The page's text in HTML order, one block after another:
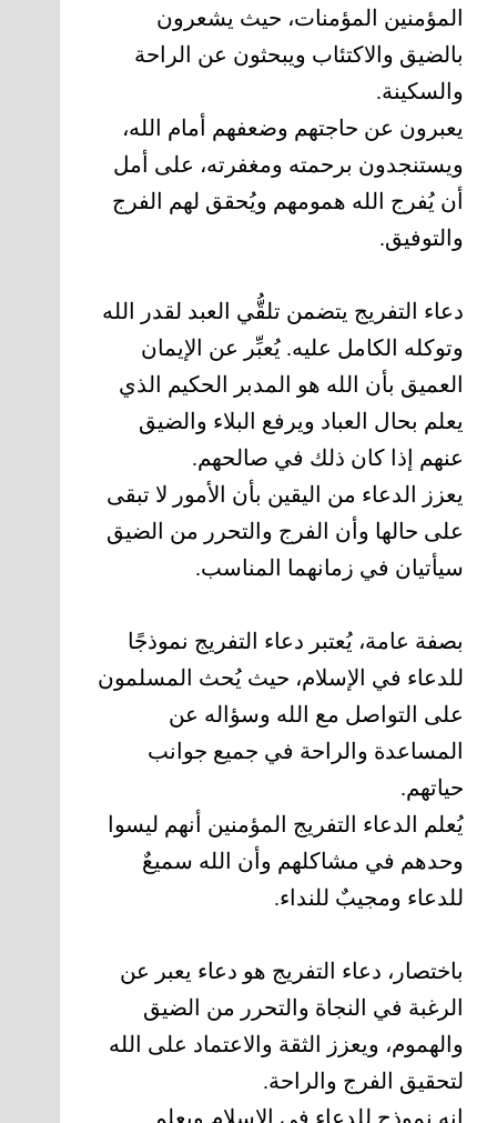
المؤمنين المؤمنات، حيث يشعرون
بالضيق والاكتئاب ويبحثون عن الراحة
والسكينة.
يعبرون عن حاجتهم وضعفهم أمام الله،
ويستنجدون برحمته ومغفرته، على أمل
أن يُفرج الله همومهم ويُحقق لهم الفرج
والتوفيق.
دعاء التفريج يتضمن تلقُّي العبد لقدر الله
وتوكله الكامل عليه. يُعبِّر عن الإيمان
العميق بأن الله هو المدبر الحكيم الذي
يعلم بحال العباد ويرفع البلاء والضيق
عنهم إذا كان ذلك في صالحهم.
يعزز الدعاء من اليقين بأن الأمور لا تبقى
على حالها وأن الفرج والتحرر من الضيق
سيأتيان في زمانهما المناسب.
بصفة عامة، يُعتبر دعاء التفريج نموذجًا
للدعاء في الإسلام، حيث يُحث المسلمون
على التواصل مع الله وسؤاله عن
المساعدة والراحة في جميع جوانب
حياتهم.
يُعلم الدعاء التفريج المؤمنين أنهم ليسوا
وحدهم في مشاكلهم وأن الله سميعٌ
للدعاء ومجيبٌ للنداء.
باختصار، دعاء التفريج هو دعاء يعبر عن
الرغبة في النجاة والتحرر من الضيق
والهموم، ويعزز الثقة والاعتماد على الله
لتحقيق الفرج والراحة.
إنه نموذج للدعاء في الإسلام ويعلم